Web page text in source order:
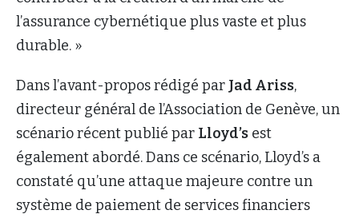
l’assurance cybernétique plus vaste et plus
durable. »
Dans l’avant-propos rédigé par Jad Ariss,
directeur général de l’Association de Genève, un
scénario récent publié par Lloyd’s est
également abordé. Dans ce scénario, Lloyd’s a
constaté qu’une attaque majeure contre un
système de paiement de services financiers